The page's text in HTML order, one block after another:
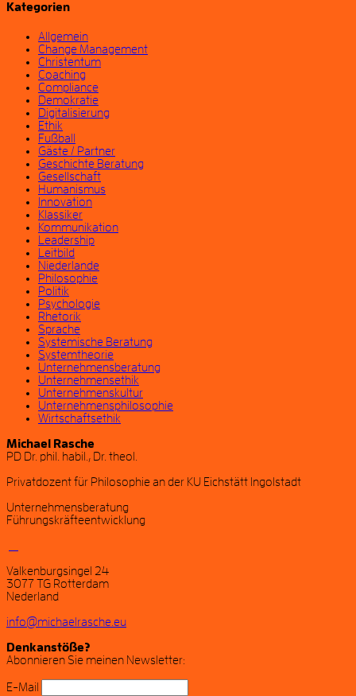
Kategorien
Allgemein
Change Management
Christentum
Coaching
Compliance
Demokratie
Digitalisierung
Ethik
Fußball
Gäste / Partner
Geschichte Beratung
Gesellschaft
Humanismus
Innovation
Klassiker
Kommunikation
Leadership
Leitbild
Niederlande
Philosophie
Politik
Psychologie
Rhetorik
Sprache
Systemische Beratung
Systemtheorie
Unternehmensberatung
Unternehmensethik
Unternehmenskultur
Unternehmensphilosophie
Wirtschaftsethik
Michael Rasche
PD Dr. phil. habil., Dr. theol.
Privatdozent für Philosophie an der KU Eichstätt Ingolstadt
Unternehmensberatung
Führungskräfteentwicklung
Valkenburgsingel 24
3077 TG Rotterdam
Nederland
info@michaelrasche.eu
Denkanstöße?
Abonnieren Sie meinen Newsletter:
E-Mail